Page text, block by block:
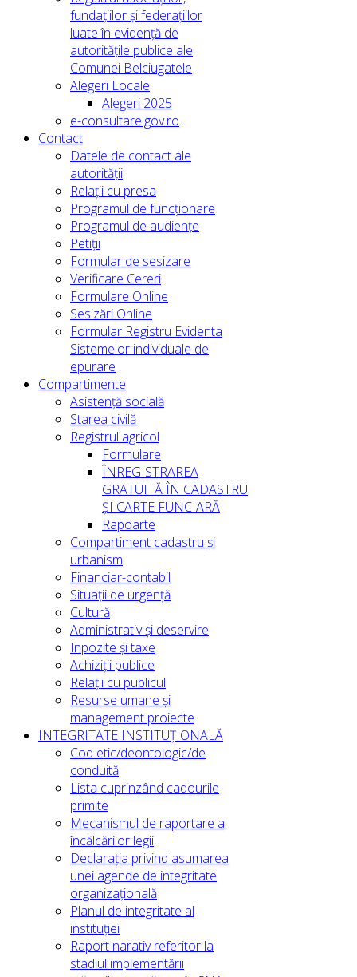
fundațiilor și federațiilor
luate în evidență de
autoritățile publice ale
Comunei Belciugatele
Alegeri Locale
Alegeri 2025
e-consultare.gov.ro
Contact
Datele de contact ale
autorității
Relații cu presa
Programul de funcționare
Programul de audiențe
Petiții
Formular de sesizare
Verificare Cereri
Formulare Online
Sesizări Online
Formular Registru Evidenta
Sistemelor individuale de
epurare
Compartimente
Asistență socială
Starea civilă
Registrul agricol
Formulare
ÎNREGISTRAREA
GRATUITĂ ÎN CADASTRU
ȘI CARTE FUNCIARĂ
Rapoarte
Compartiment cadastru și
urbanism
Financiar-contabil
Situații de urgență
Cultură
Administrativ și deservire
Inpozite și taxe
Achiziții publice
Relații cu publicul
Resurse umane și
management proiecte
INTEGRITATE INSTITUȚIONALĂ
Cod etic/deontologic/de
conduită
Lista cuprinzând cadourile
primite
Mecanismul de raportare a
încălcărilor legii
Declarația privind asumarea
unei agende de integritate
organizațională
Planul de integritate al
instituției
Raport narativ referitor la
stadiul implementării